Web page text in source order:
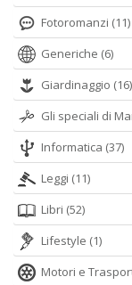
Fotoromanzi (11)
Generiche (6)
Giardinaggio (16)
Gli speciali di
Informatica (37)
Leggi (11)
Libri (52)
Lifestyle (1)
Motori e